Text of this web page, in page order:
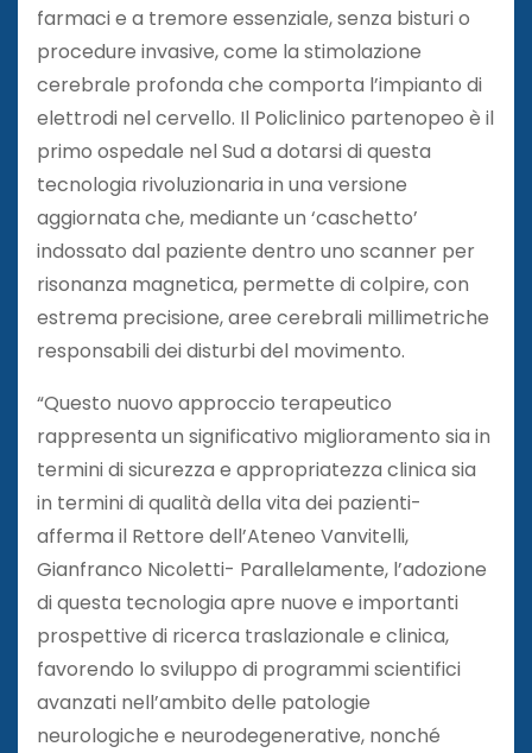
farmaci e a tremore essenziale, senza bisturi o
procedure invasive, come la stimolazione
cerebrale profonda che comporta l’impianto di
elettrodi nel cervello. Il Policlinico partenopeo è il
primo ospedale nel Sud a dotarsi di questa
tecnologia rivoluzionaria in una versione
aggiornata che, mediante un ‘caschetto’
indossato dal paziente dentro uno scanner per
risonanza magnetica, permette di colpire, con
estrema precisione, aree cerebrali millimetriche
responsabili dei disturbi del movimento.
“Questo nuovo approccio terapeutico
rappresenta un significativo miglioramento sia in
termini di sicurezza e appropriatezza clinica sia
in termini di qualità della vita dei pazienti-
afferma il Rettore dell’Ateneo Vanvitelli,
Gianfranco Nicoletti- Parallelamente, l’adozione
di questa tecnologia apre nuove e importanti
prospettive di ricerca traslazionale e clinica,
favorendo lo sviluppo di programmi scientifici
avanzati nell’ambito delle patologie
neurologiche e neurodegenerative, nonché